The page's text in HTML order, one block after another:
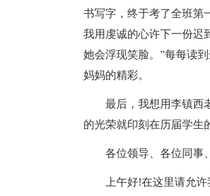
书写字，终于考了全班第
我用虔诚的心许下一份迟
她会浮现笑脸。”每每读
妈妈的精彩。
最后，我想用李镇西
的光荣就印刻在历届学
各位领导、各位同事
上午好!在这里请允